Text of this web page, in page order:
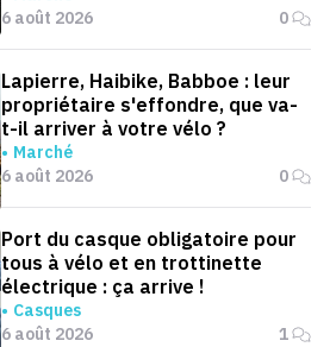
6 août 2026
0
Lapierre, Haibike, Babboe : leur
propriétaire s'effondre, que va-
t-il arriver à votre vélo ?
Marché
6 août 2026
0
Port du casque obligatoire pour
tous à vélo et en trottinette
électrique : ça arrive !
Casques
6 août 2026
1